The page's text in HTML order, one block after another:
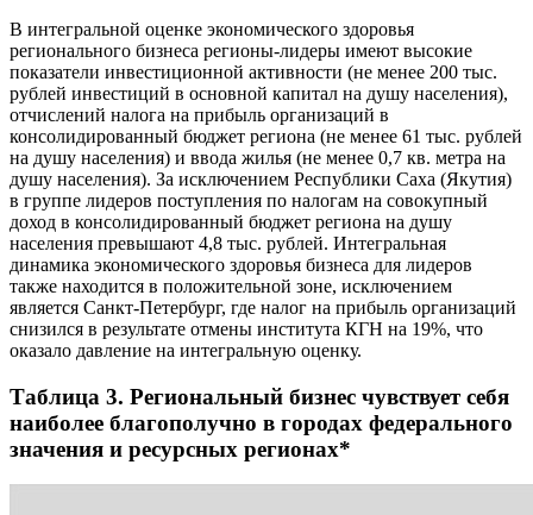
В интегральной оценке экономического здоровья
регионального бизнеса регионы-лидеры имеют высокие
показатели инвестиционной активности (не менее 200 тыс.
рублей инвестиций в основной капитал на душу населения),
отчислений налога на прибыль организаций в
консолидированный бюджет региона (не менее 61 тыс. рублей
на душу населения) и ввода жилья (не менее 0,7 кв. метра на
душу населения). За исключением Республики Саха (Якутия)
в группе лидеров поступления по налогам на совокупный
доход в консолидированный бюджет региона на душу
населения превышают 4,8 тыс. рублей. Интегральная
динамика экономического здоровья бизнеса для лидеров
также находится в положительной зоне, исключением
является Санкт-Петербург, где налог на прибыль организаций
снизился в результате отмены института КГН на 19%, что
оказало давление на интегральную оценку.
Таблица 3. Региональный бизнес чувствует себя
наиболее благополучно в городах федерального
значения и ресурсных регионах*